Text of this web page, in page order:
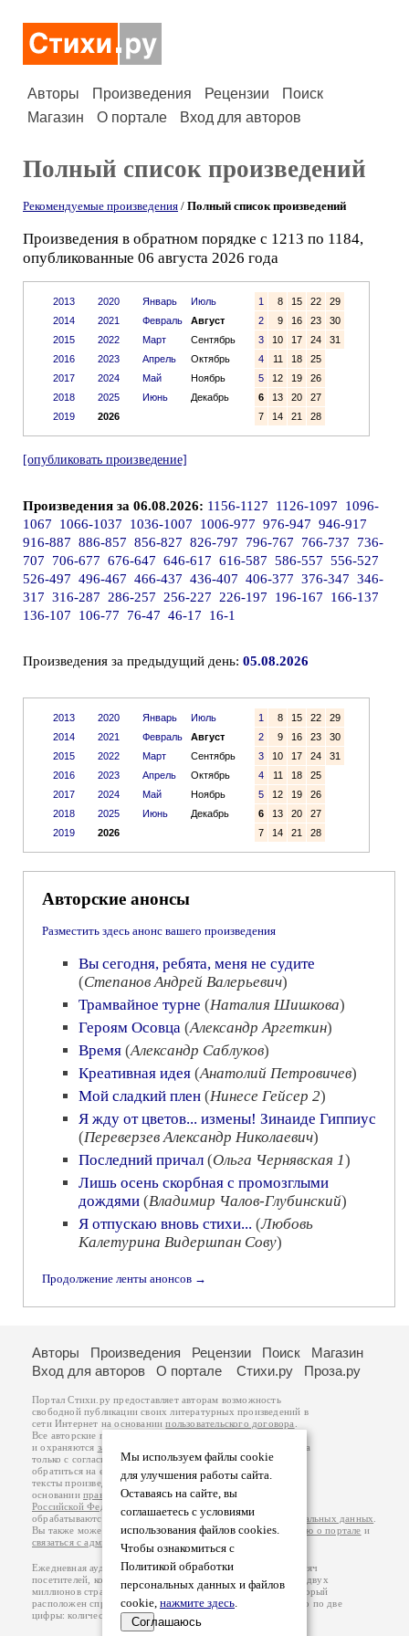
Авторы Произведения Рецензии
Поиск
Магазин
О портале Вход для авторов
Полный список произведений
Рекомендуемые произведения / Полный список произведений
Произведения в обратном порядке с 1213 по 1184,
опубликованные 06 августа 2026 года
2013
2014
2015
2016
2017
2018
2019
2020
2021
2022
2023
2024
2025
2026
Январь
Июль
Февраль
Август
Март
Сентябрь
Апрель
Октябрь
Май
Ноябрь
Июнь
Декабрь
1 8 15 22
29
2
9 16 23
30
3
10 17 24
31
4
11 18
25
5
12 19
26
6
13 20
27
7
14 21 28
[опубликовать произведение]
Произведения за 06.08.2026: 1156-1127 1126-1097
1096-
1067
1066-1037 1036-1007 1006-977 976-947 946-917
916-887 886-857 856-827 826-797 796-767 766-737
736-
707
706-677 676-647 646-617 616-587 586-557 556-527
526-497 496-467 466-437 436-407 406-377 376-347 346-
317 316-287 286-257 256-227 226-197 196-167
166-137
136-107
106-77 76-47 46-17 16-1
Произведения за предыдущий день: 05.08.2026
2013
2014
2015
2016
2017
2018
2019
2020
2021
2022
2023
2024
2025
2026
Январь
Июль
Февраль
Август
Март
Сентябрь
Апрель
Октябрь
Май
Ноябрь
Июнь
Декабрь
1 8 15 22
29
2
9 16 23
30
3
10 17 24
31
4
11 18
25
5
12 19
26
6
13 20
27
7
14 21 28
Авторские анонсы
Разместить здесь анонс вашего произведения
Вы сегодня, ребята, меня не судите
(Степанов Андрей Валерьевич)
Трамвайное турне (Наталия Шишкова)
Героям Осовца (Александр Аргеткин)
Время (Александр Саблуков)
Креативная идея (Анатолий Петровичев)
Мой сладкий плен (Нинесе Гейсер 2)
Я жду от цветов... измены! Зинаиде Гиппиус
(Переверзев Александр Николаевич)
Последний причал (Ольга Чернявская 1)
Лишь осень скорбная с промозглыми
дождями (Владимир Чалов-Глубинский)
Я отпускаю вновь стихи... (Любовь
Калетурина Видершпан Сову)
Продолжение ленты анонсов →
Мы используем файлы cookie
для улучшения работы сайта.
Оставаясь на сайте, вы
соглашаетесь с условиями
использования файлов cookies.
Чтобы ознакомиться с
Политикой обработки
персональных данных и файлов
cookie, нажмите здесь.
Соглашаюсь
Авторы Произведения Рецензии Поиск
Магазин
Вход для авторов
О портале Стихи.ру Проза.ру
Портал Стихи.ру предоставляет авторам возможность
свободной публикации своих литературных произведений в
сети Интернет на основаниипользовательского договора
Все авторские права на произведения принадлежат авторам
и охраняются законом
. Перепечатка произведений возможна
только с согласия его автора, к которому вы можете
обратиться на его авторской странице. Ответственность за
тексты произведений авторы несут самостоятельно на
основанииправил публикацииизаконодательства
Российской Федерации
обрабатываются на основанииПолитики обработки персональных данных
Вы также можете посмотреть более подробнуюинформацию о портале и
связаться с администрацией
Ежедневная аудитория портала Стихи.ру – порядка 200 тысяч
посетителей, которые в общей сумме просматривают более двух
миллионов страниц по данным счетчика посещаемости, который
расположен справа от этого текста. В каждой графе указано по две
цифры: количество просмотров и количество посетителей.